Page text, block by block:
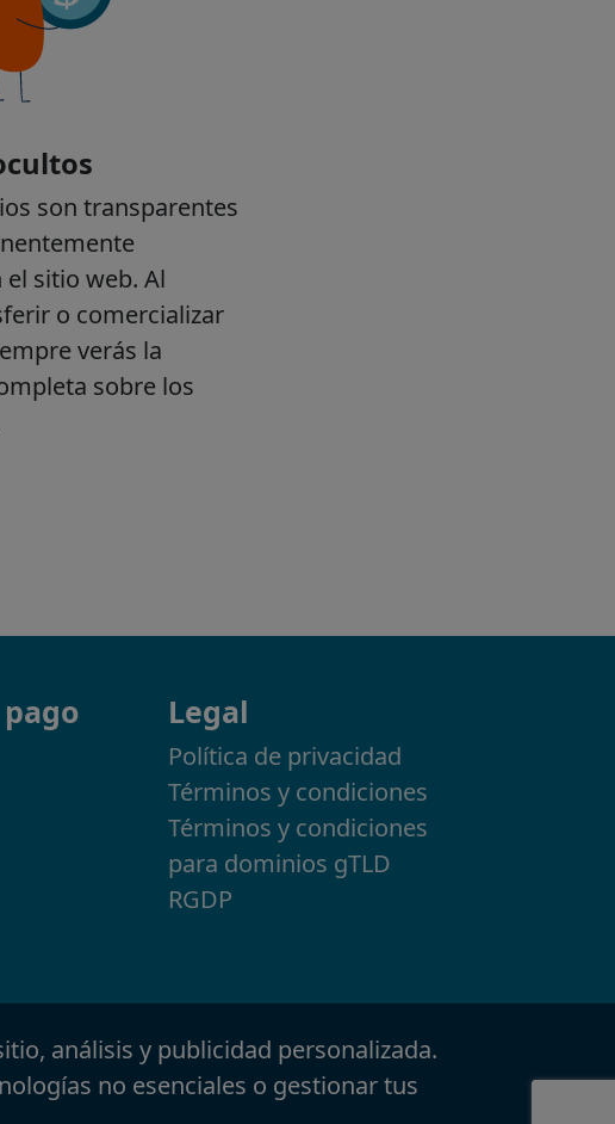
Legal
Política de privacidad
Términos y condiciones
Términos y condiciones
para dominios gTLD
RGDP
análisis y publicidad personalizada.
no esenciales o gestionar tus